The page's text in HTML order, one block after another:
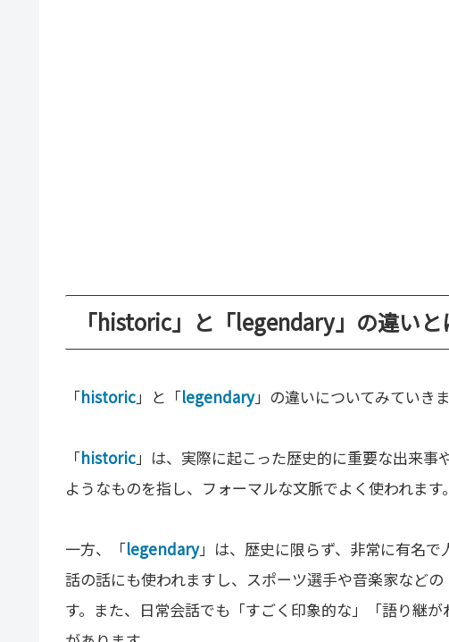
「historic」と「legendary」の違いと
「historic」と「legendary」の違いについてみていきま
「historic」は、実際に起こった歴史的に重要な出来
ようなものを指し、フォーマルな文脈でよく使われます。
一方、「legendary」は、歴史に限らず、非常に有名
話の話にも使われますし、スポーツ選手や音楽家など
す。また、日常会話でも「すごく印象的な」「語り継